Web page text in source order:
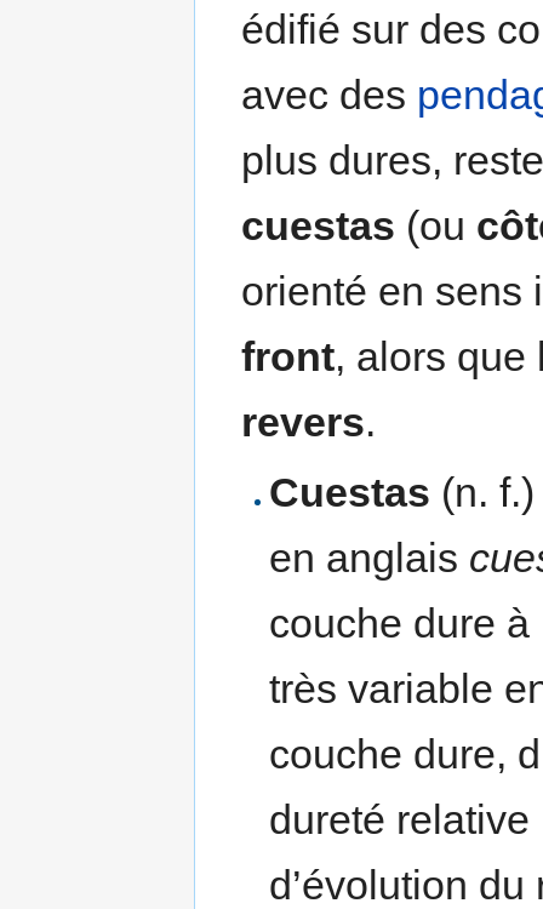
édifié sur des
avec des
plus dures,
cuestas (ou
orienté en sens
front, alors que
revers.
Cuestas (n.
en anglais
couche dure
très variable
couche dure,
dureté
d’évolution du